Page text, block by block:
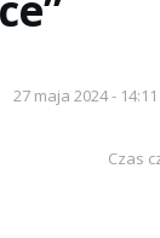
27 maja 2024 - 14:11
Czas